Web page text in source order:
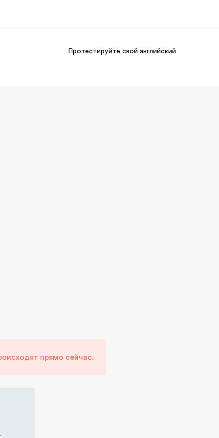
Протестируйте свой английский
прямо сейчас.